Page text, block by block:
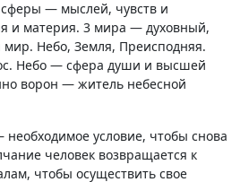
— мыслей, чувств и
и материя. 3 мира — духовный,
Небо, Земля, Преисподняя.
Небо — сфера души и высшей
ворон — житель небесной
условие, чтобы снова
человек возвращается к
чтобы осуществить свое